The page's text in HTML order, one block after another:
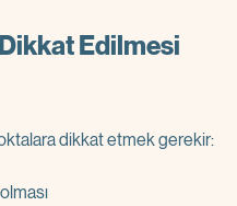
Edilmesi
dikkat etmek gerekir: